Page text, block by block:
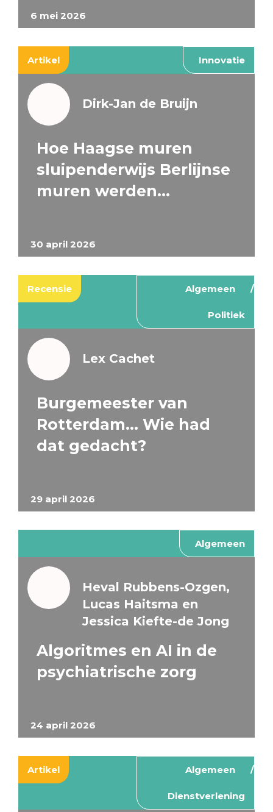
6 mei 2026
Artikel Innovatie
30 april 2026
Dirk-Jan de Bruijn
Hoe Haagse muren
sluipenderwijs Berlijnse
muren werden…
Recensie Algemeen
Politiek
29 april 2026
Lex Cachet
Burgemeester van
Rotterdam… Wie had
dat gedacht?
Algemeen
24 april 2026
Heval Rubbens-Ozgen,
Lucas Haitsma en
Jessica Kiefte-de Jong
Algoritmes en AI in de
psychiatrische zorg
Artikel Algemeen
Dienstverlening